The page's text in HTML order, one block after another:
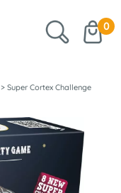
0
> Super Cortex Challenge